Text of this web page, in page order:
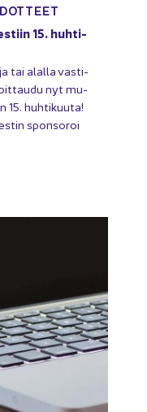
15. huh­ti­
tai alal­la vas­ti­
nyt mu­
15. huh­ti­kuu­ta!
spon­so­roi